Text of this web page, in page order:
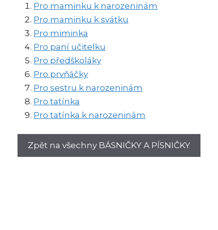
Pro maminku k narozeninám
Pro maminku k svátku
Pro miminka
Pro paní učitelku
Pro předškoláky
Pro prvňáčky
Pro sestru k narozeninám
Pro tatínka
Pro tatínka k narozeninám
Zpět na všechny BÁSNIČKY A PÍSNIČKY